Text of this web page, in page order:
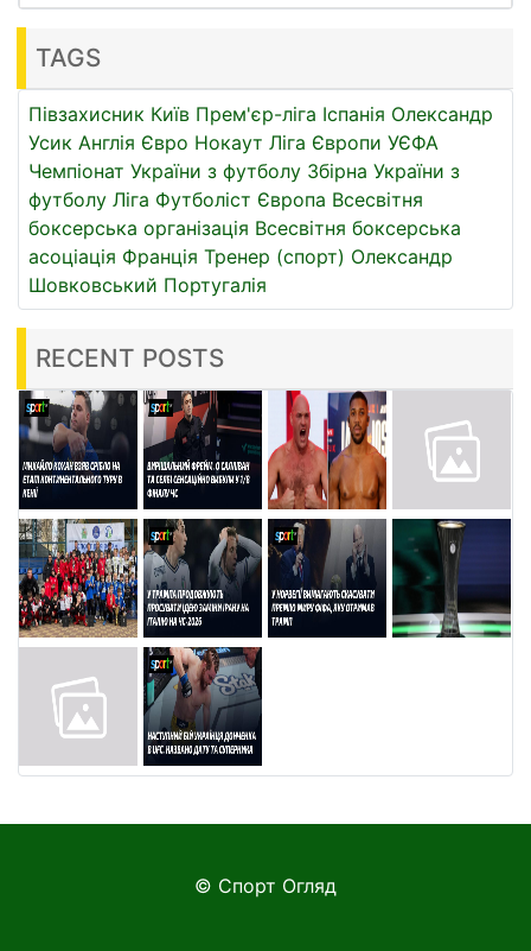
TAGS
Півзахисник Київ Прем'єр-ліга Іспанія Олександр
Усик Англія Євро Нокаут Ліга Європи УЄФА
Чемпіонат України з футболу Збірна України з
футболу Ліга Футболіст Європа Всесвітня
боксерська організація Всесвітня боксерська
асоціація Франція Тренер (спорт) Олександр
Шовковський Португалія
RECENT POSTS
© Спорт Огляд